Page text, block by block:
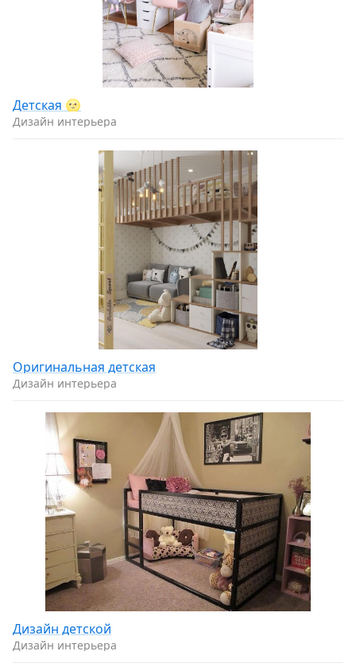
Детская 🌝
Дизайн интерьера
Оригинальная детская
Дизайн интерьера
Дизайн детской
Дизайн интерьера